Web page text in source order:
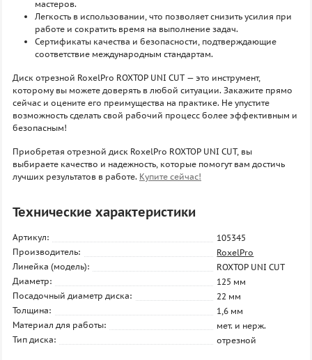
мастеров.
Легкость в использовании, что позволяет снизить усилия при
работе и сократить время на выполнение задач.
Сертификаты качества и безопасности, подтверждающие
соответствие международным стандартам.
Диск отрезной RoxelPro ROXTOP UNI CUT — это инструмент,
которому вы можете доверять в любой ситуации. Закажите прямо
сейчас и оцените его преимущества на практике. Не упустите
возможность сделать свой рабочий процесс более эффективным и
безопасным!
Приобретая отрезной диск RoxelPro ROXTOP UNI CUT, вы
выбираете качество и надежность, которые помогут вам достичь
лучших результатов в работе. Купите сейчас!
Технические характеристики
Артикул:
105345
Производитель:
RoxelPro
Линейка (модель):
ROXTOP UNI CUT
Диаметр:
125 мм
Посадочный диаметр диска:
22 мм
Толщина:
1,6 мм
Материал для работы:
мет. и нерж.
Тип диска:
отрезной